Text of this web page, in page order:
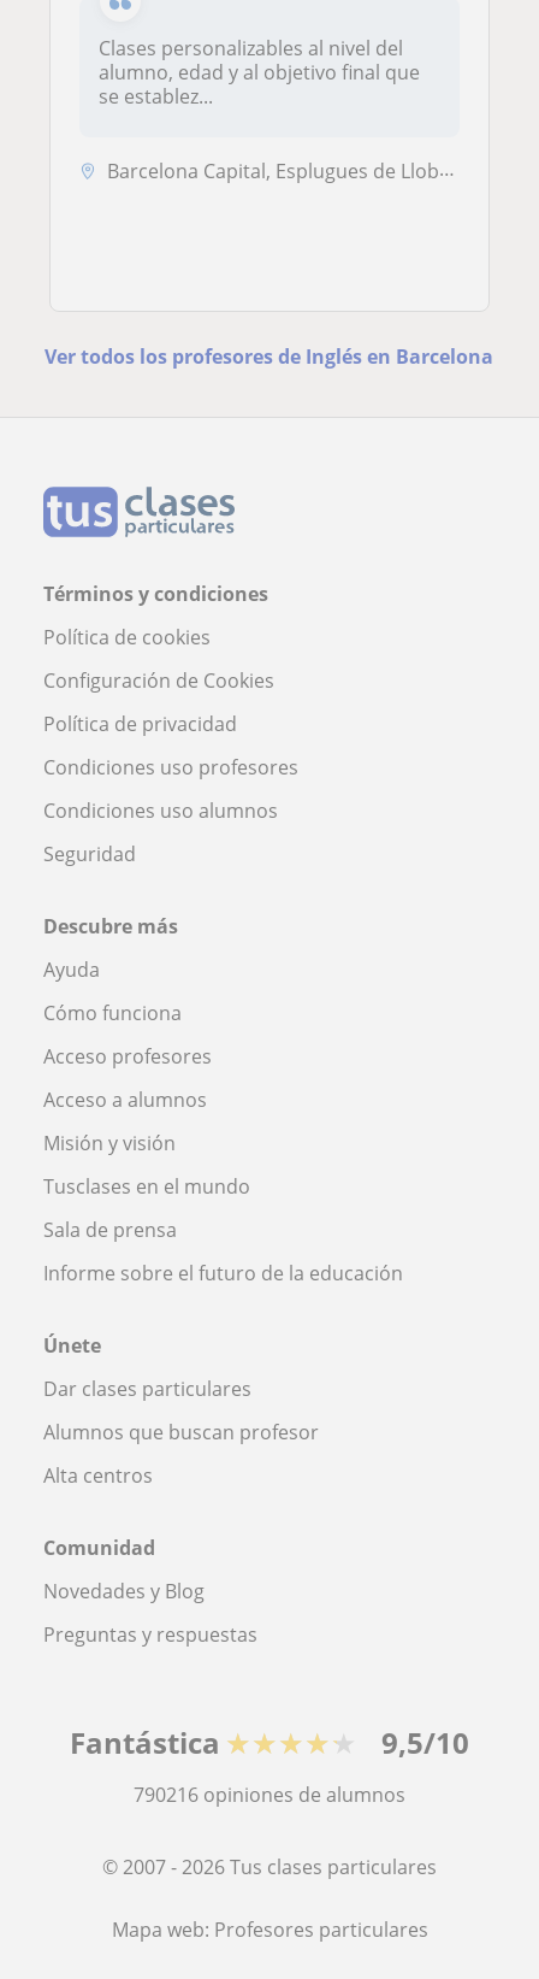
Clases personalizables al nivel del
alumno, edad y al objetivo final que
se establez...
Barcelona Capital, Esplugues de Llobregat, Hospitalet de Llobregat
Ver todos los profesores de Inglés en Barcelona
Términos y condiciones
Política de cookies
Configuración de Cookies
Política de privacidad
Condiciones uso profesores
Condiciones uso alumnos
Seguridad
Descubre más
Ayuda
Cómo funciona
Acceso profesores
Acceso a alumnos
Misión y visión
Tusclases en el mundo
Sala de prensa
Informe sobre el futuro de la educación
Únete
Dar clases particulares
Alumnos que buscan profesor
Alta centros
Comunidad
Novedades y Blog
Preguntas y respuestas
Fantástica ★★★★★ 9,5/10
790216 opiniones de alumnos
© 2007 - 2026 Tus clases particulares
Mapa web: Profesores particulares